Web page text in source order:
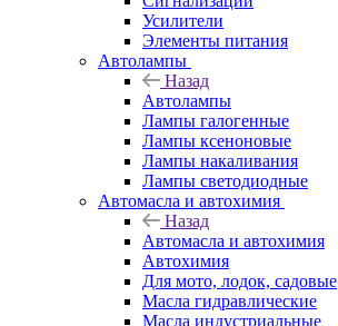
Усилители
Элементы питания
Автолампы
Назад
Автолампы
Лампы галогенные
Лампы ксеноновые
Лампы накаливания
Лампы светодиодные
Автомасла и автохимия
Назад
Автомасла и автохимия
Автохимия
Для мото, лодок, садовые
Масла гидравлические
Масла индустриальные